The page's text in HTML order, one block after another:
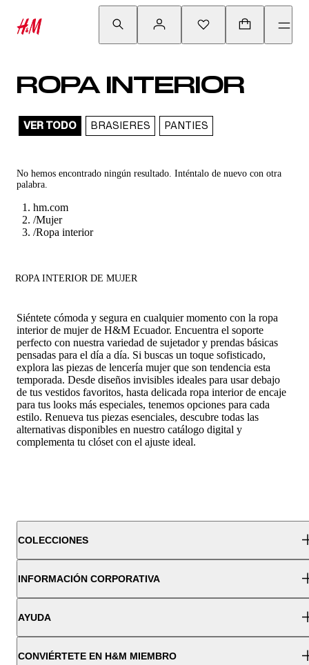
ROPA INTERIOR
VER TODO BRASIERES PANTIES
No hemos encontrado ningún resultado. Inténtalo de nuevo con otra
palabra.
hm.com
/Mujer
/Ropa interior
ROPA INTERIOR DE MUJER
Siéntete cómoda y segura en cualquier momento con la ropa
interior de mujer de H&M Ecuador. Encuentra el soporte
perfecto con nuestra variedad de sujetador y prendas básicas
pensadas para el día a día. Si buscas un toque sofisticado,
explora las piezas de lencería mujer que son tendencia esta
temporada. Desde diseños invisibles ideales para usar debajo
de tus vestidos favoritos, hasta delicada ropa interior de encaje
para tus looks más especiales, tenemos opciones para cada
estilo. Renueva tus piezas esenciales, descubre todas las
alternativas disponibles en nuestro catálogo digital y
complementa tu clóset con el ajuste ideal.
COLECCIONES
INFORMACIÓN CORPORATIVA
AYUDA
CONVIÉRTETE EN H&M MIEMBRO